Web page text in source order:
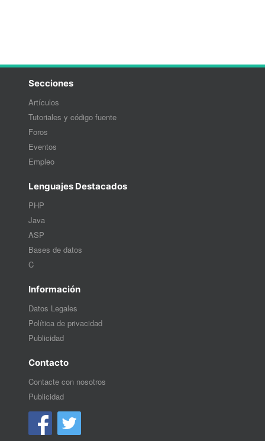
Secciones
Artículos
Tutoriales y código fuente
Foros
Eventos
Empleo
Lenguajes Destacados
PHP
Java
ASP
Bases de datos
C
Información
Datos Legales
Política de privacidad
Publicidad
Contacto
Contacte con nosotros
Publicidad